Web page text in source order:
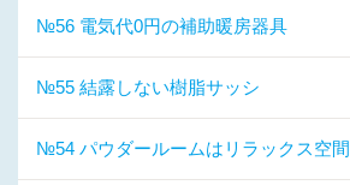
№56 電気代0円の補助暖房器具
№55 結露しない樹脂サッシ
№54 パウダールームはリラックス空間